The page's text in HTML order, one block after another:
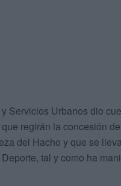
Servicios Urbanos dio
regirán la concesión
del Hacho y que se
tal y como ha